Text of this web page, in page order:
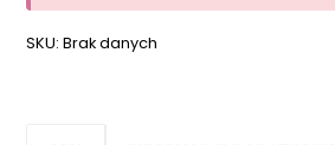
SKU: Brak danych